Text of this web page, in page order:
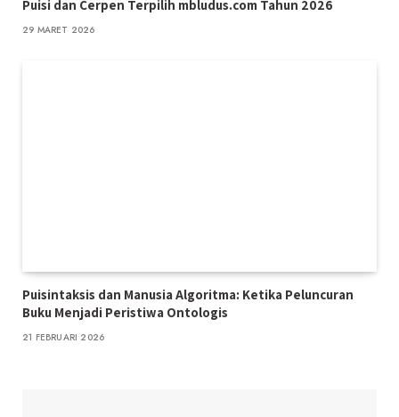
Puisi dan Cerpen Terpilih mbludus.com Tahun 2026
29 MARET 2026
Puisintaksis dan Manusia Algoritma: Ketika Peluncuran
Buku Menjadi Peristiwa Ontologis
21 FEBRUARI 2026